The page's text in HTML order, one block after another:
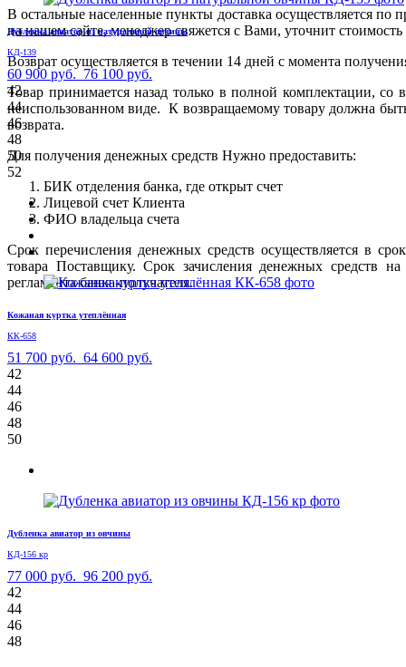
В остальные населенные пункты доставка осуществляется по
на нашем сайте, менеджер свяжется с Вами, уточнит
Возврат осуществляется в течении 14 дней с момента
Товар принимается назад только в полной комплектации,
неиспользованном виде. К возвращаемому товару должна
возврата.
Для получения денежных средств Нужно предоставить:
БИК отделения банка, где открыт счет
Лицевой счет Клиента
ФИО владельца счета
Срок перечисления денежных средств осуществляется в
товара Поставщику. Срок зачисления денежных средств
регламента банка-получателя.
Дубленка авиатор из натуральной овчины
КД-139
60 900 руб. 76 100 руб.
42
44
46
48
50
52
Кожаная куртка утеплённая
КК-658
51 700 руб. 64 600 руб.
42
44
46
48
50
Дубленка авиатор из овчины
КД-156 кр
77 000 руб. 96 200 руб.
42
44
46
48